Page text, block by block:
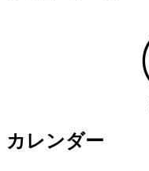
カレンダー